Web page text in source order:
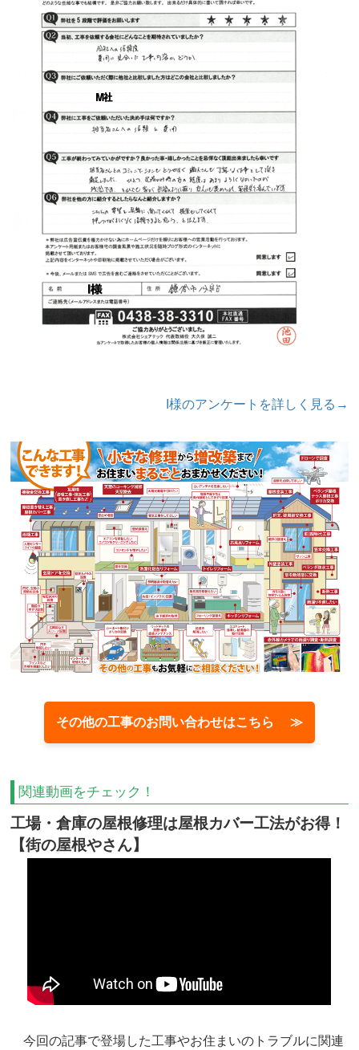
I様のアンケートを詳しく見る→
その他の工事のお問い合わせはこちら ≫
関連動画をチェック！
工場・倉庫の屋根修理は屋根カバー工法がお得！
【街の屋根やさん】
今回の記事で登場した工事やお住まいのトラブルに関連